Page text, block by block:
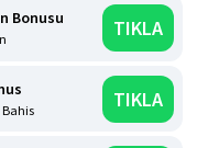
Bonusu TIKLA
Bahis TIKLA